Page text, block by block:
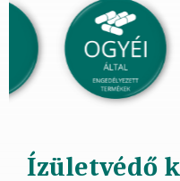
Ízületvédő